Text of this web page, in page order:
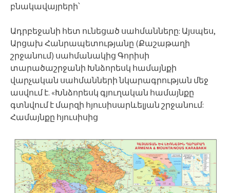
բնակավայրերի՝
Ադրբեջանի հետ ունեցած սահմանները: Այսպես,
Արցախ Հանրապետությանը (Քաշաթաղի
շրջանում) սահմանակից Գորիսի
տարածաշրջանի Խնձորեսկ համայնքի
վարչական սահմանների նկարագրության մեջ
ասվում է. «Խնձորեսկ գյուղական համայնքը
գտնվում է մարզի հյուսիսարևելյան շրջանում:
Համայնքը հյուսիսից